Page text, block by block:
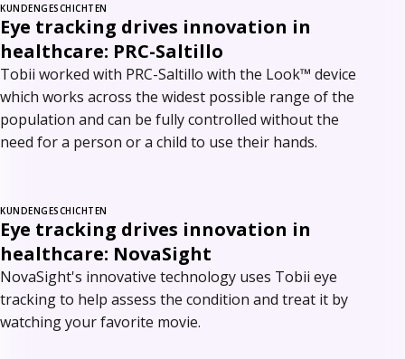
KUNDENGESCHICHTEN
Eye tracking drives innovation in
healthcare: PRC-Saltillo
Tobii worked with PRC-Saltillo with the Look™ device
which works across the widest possible range of the
population and can be fully controlled without the
need for a person or a child to use their hands.
KUNDENGESCHICHTEN
Eye tracking drives innovation in
healthcare: NovaSight
NovaSight's innovative technology uses Tobii eye
tracking to help assess the condition and treat it by
watching your favorite movie.